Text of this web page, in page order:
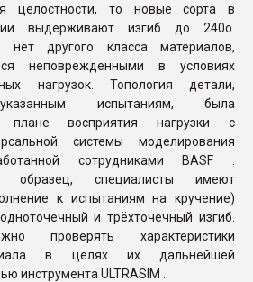
целостности, то новые сорта в
выдерживают изгиб до 240о.
другого класса материалов,
неповрежденными в условиях
нагрузок. Топология детали,
испытаниям, была
плане восприятия нагрузки с
системы моделирования
сотрудниками BASF .
образец, специалисты имеют
к испытаниям на кручение)
и трёхточечный изгиб.
проверять характеристики
в целях их дальнейшей
инструмента ULTRASIM .